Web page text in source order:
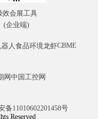
器人食品环境龙虾CBME
网中国工控网
备11010602201458号
Reserved
效会展工具
(企业端)